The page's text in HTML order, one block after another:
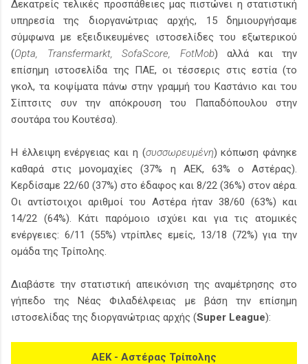
Δεκατρείς τελικές προσπάθειες μας πιστώνει η στατιστική
υπηρεσία της διοργανώτριας αρχής, 15 δημιουργήσαμε
σύμφωνα με εξειδικευμένες ιστοσελίδες του εξωτερικού
(Opta, Transfermarkt, SofaScore, FotMob) αλλά και την
επίσημη ιστοσελίδα της ΠΑΕ, οι τέσσερις στις εστία (το
γκολ, τα κοψίματα πάνω στην γραμμή του Καστάνιο και του
Σίπτσιτς συν την απόκρουση του Παπαδόπουλου στην
σουτάρα του Κουτέσα).
Η έλλειψη ενέργειας και η (συσσωρευμένη) κόπωση φάνηκε
καθαρά στις μονομαχίες (37% η ΑΕΚ, 63% ο Αστέρας).
Κερδίσαμε 22/60 (37%) στο έδαφος και 8/22 (36%) στον αέρα.
Οι αντίστοιχοι αριθμοί του Αστέρα ήταν 38/60 (63%) και
14/22 (64%). Κάτι παρόμοιο ισχύει και για τις ατομικές
ενέργειες: 6/11 (55%) ντρίπλες εμείς, 13/18 (72%) για την
ομάδα της Τρίπολης.
Διαβάστε την στατιστική απεικόνιση της αναμέτρησης στο
γήπεδο της Νέας Φιλαδέλφειας με βάση την επίσημη
ιστοσελίδας της διοργανώτριας αρχής (Super League):
ΑΕΚ - Αστέρας Τρίπολης